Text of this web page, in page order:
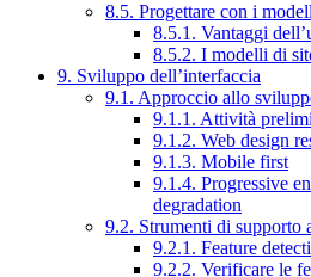
8.5. Progettare con i
8.5.1. Vantaggi
8.5.2. I modelli di
9. Sviluppo dell’interfaccia
9.1. Approccio allo
9.1.1. Attività
9.1.2. Web design
9.1.3. Mobile first
9.1.4. Progressive
degradation
9.2. Strumenti di supporto
9.2.1. Feature
9.2.2. Verificare le